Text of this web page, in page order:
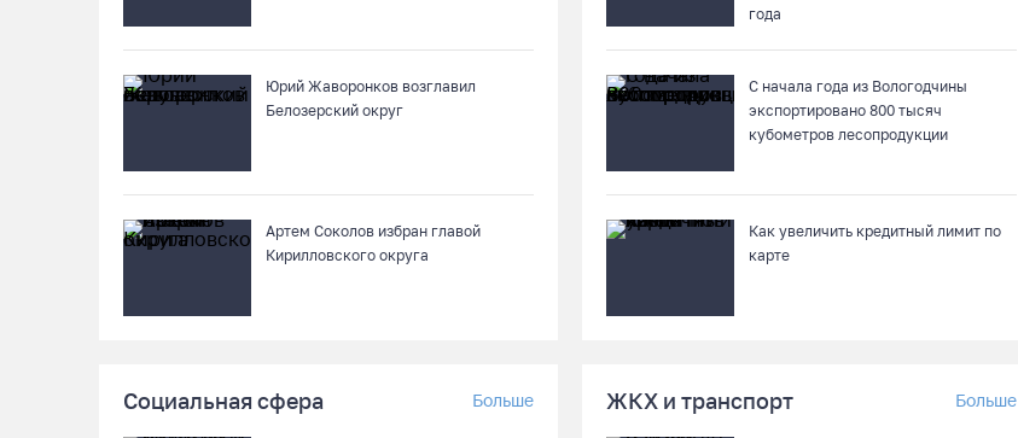
Юрий Жаворонков возглавил
Белозерский округ
Артем Соколов избран главой
Кирилловского округа
года
С начала года из Вологодчины
экспортировано 800 тысяч
кубометров лесопродукции
Как увеличить кредитный лимит по
карте
Социальная сфера Больше ЖКХ и транспорт Больше